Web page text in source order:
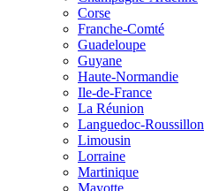
Corse
Franche-Comté
Guadeloupe
Guyane
Haute-Normandie
Ile-de-France
La Réunion
Languedoc-Roussillon
Limousin
Lorraine
Martinique
Mayotte